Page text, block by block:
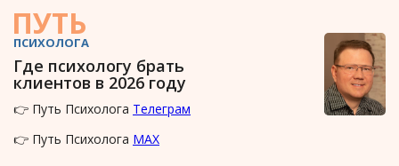
ПУТЬ
ПСИХОЛОГА
Где психологу брать
клиентов в 2026 году
👉 Путь Психолога Телеграм
👉 Путь Психолога MAX